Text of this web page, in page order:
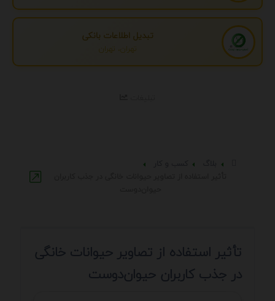
تبدیل اطلاعات بانکی
تهران، تهران
تأثیر استفاده از تصاویر حیوانات خانگی
در جذب کاربران حیوان‌دوست